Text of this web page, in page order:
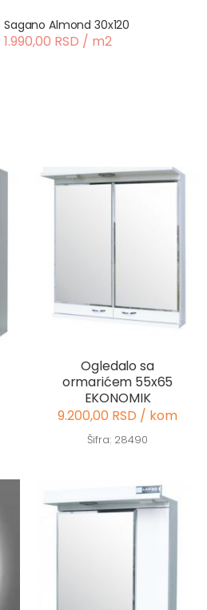
Sagano Almond 30x120
1.990,00 RSD / m2
Ogledalo sa
ormarićem 55x65
EKONOMIK
9.200,00 RSD / kom
Šifra: 28490